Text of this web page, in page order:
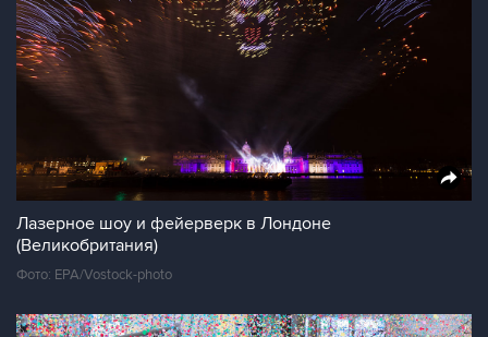
Лазерное шоу и фейерверк в Лондоне
(Великобритания)
Фото: EPA/Vostock-photo